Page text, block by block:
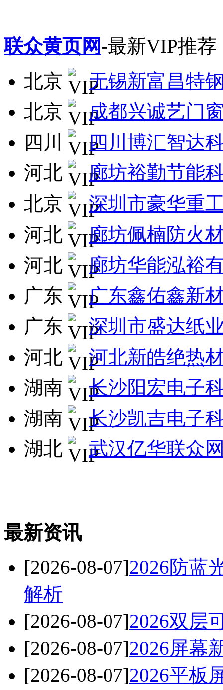
联众黄页网-最新VIP推荐
北京
无锡新富昌特
北京
成都兴诚艺门
四川
四川博汇智达
河北
廊坊裕勤节能
北京
深圳市豪华重
河北
廊坊佩楠防火
河北
廊坊华能泓裕
广东
广东鑫佑鑫新
广东
深圳市盛达纸
河北
河北新皓绝热
湖南
长沙阳宏电子
湖南
长沙凯吉电子
湖北
武汉亿华联众
最新资讯
[2026-08-07]2026防蓝
解析
[2026-08-07]2026双层
[2026-08-07]2026屏幕
[2026-08-07]2026平板